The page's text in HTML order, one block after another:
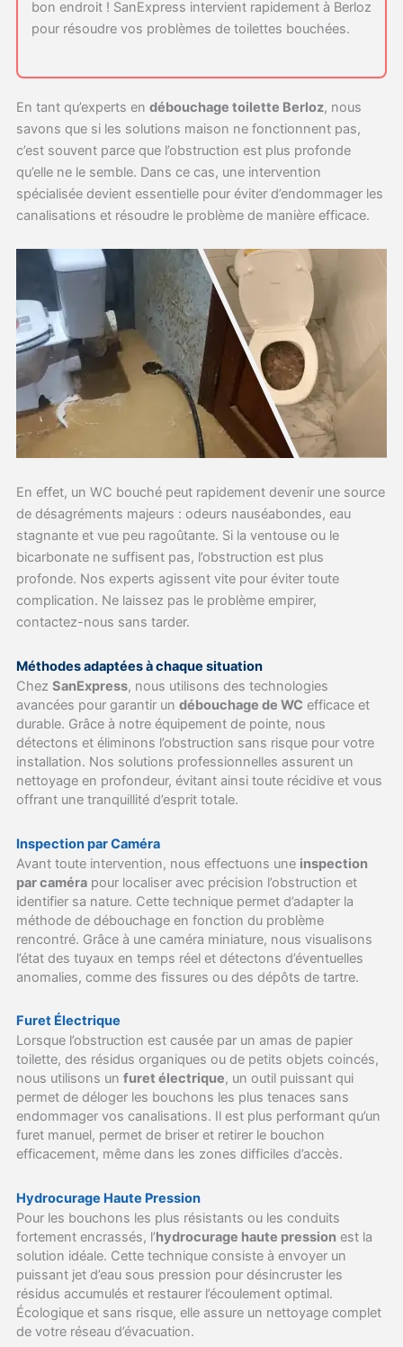
bon endroit ! SanExpress intervient rapidement à Berloz
pour résoudre vos problèmes de toilettes bouchées.
En tant qu’experts en débouchage toilette Berloz, nous
savons que si les solutions maison ne fonctionnent pas,
c’est souvent parce que l’obstruction est plus profonde
qu’elle ne le semble. Dans ce cas, une intervention
spécialisée devient essentielle pour éviter d’endommager les
canalisations et résoudre le problème de manière efficace.
En effet, un WC bouché peut rapidement devenir une source
de désagréments majeurs : odeurs nauséabondes, eau
stagnante et vue peu ragoûtante. Si la ventouse ou le
bicarbonate ne suffisent pas, l’obstruction est plus
profonde. Nos experts agissent vite pour éviter toute
complication. Ne laissez pas le problème empirer,
contactez-nous sans tarder.
Méthodes adaptées à chaque situation
Chez SanExpress, nous utilisons des technologies
avancées pour garantir un débouchage de WC efficace et
durable. Grâce à notre équipement de pointe, nous
détectons et éliminons l’obstruction sans risque pour votre
installation. Nos solutions professionnelles assurent un
nettoyage en profondeur, évitant ainsi toute récidive et vous
offrant une tranquillité d’esprit totale.
Inspection par Caméra
Avant toute intervention, nous effectuons une inspection
par caméra pour localiser avec précision l’obstruction et
identifier sa nature. Cette technique permet d’adapter la
méthode de débouchage en fonction du problème
rencontré. Grâce à une caméra miniature, nous visualisons
l’état des tuyaux en temps réel et détectons d’éventuelles
anomalies, comme des fissures ou des dépôts de tartre.
Furet Électrique
Lorsque l’obstruction est causée par un amas de papier
toilette, des résidus organiques ou de petits objets coincés,
nous utilisons un furet électrique, un outil puissant qui
permet de déloger les bouchons les plus tenaces sans
endommager vos canalisations. Il est plus performant qu’un
furet manuel, permet de briser et retirer le bouchon
efficacement, même dans les zones difficiles d’accès.
Hydrocurage Haute Pression
Pour les bouchons les plus résistants ou les conduits
fortement encrassés, l’hydrocurage haute pression est la
solution idéale. Cette technique consiste à envoyer un
puissant jet d’eau sous pression pour désincruster les
résidus accumulés et restaurer l’écoulement optimal.
Écologique et sans risque, elle assure un nettoyage complet
de votre réseau d’évacuation.